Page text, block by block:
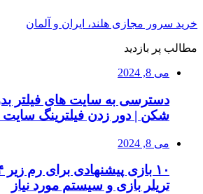
خرید سرور مجازی هلند، ایران و آلمان
مطالب پر بازدید
می 8, 2024
دسترسی به سایت های فیلتر
شکن | دور زدن فیلترینگ سایت
می 8, 2024
تریلر بازی و سیستم مورد نیاز